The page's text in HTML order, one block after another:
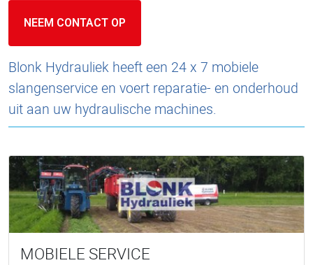
NEEM CONTACT OP
Blonk Hydrauliek heeft een 24 x 7 mobiele
slangenservice en voert reparatie- en onderhoud
uit aan uw hydraulische machines.
MOBIELE SERVICE